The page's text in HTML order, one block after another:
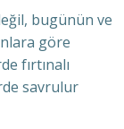
bugünün ve
göre
fırtınalı
savrulur